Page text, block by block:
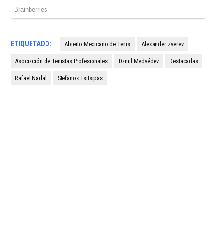
ETIQUETADO: Abierto Mexicano de Tenis Alexander Zverev
Asociación de Tenistas Profesionales Daniil Medvédev Destacadas
Rafael Nadal Stefanos Tsitsipas